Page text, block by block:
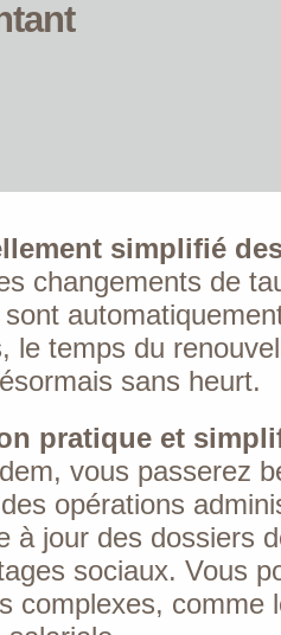
simplifié
changements de
le temps du
sans heurt.
pratique et
vous passerez
opérations
à jour des dossiers
sociaux. Vous
complexes, comme